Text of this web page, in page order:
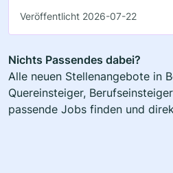
Veröffentlicht 2026-07-22
Nichts Passendes dabei?
Alle neuen Stellenangebote in
Quereinsteiger,
passende Jobs finden und